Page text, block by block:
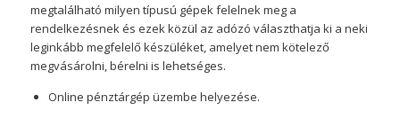
megtalálható milyen típusú gépek felelnek meg a
rendelkezésnek és ezek közül az adózó választhatja ki a neki
leginkább megfelelő készüléket, amelyet nem kötelező
megvásárolni, bérelni is lehetséges.
Online pénztárgép üzembe helyezése.